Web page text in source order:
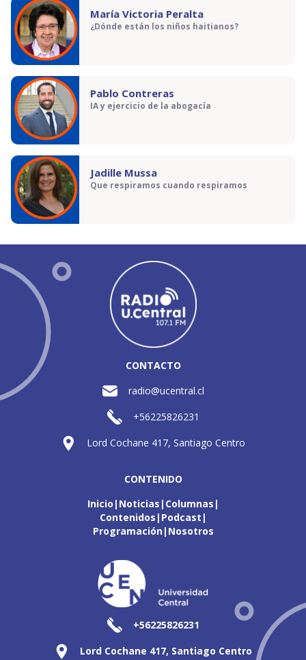
María Victoria Peralta
¿Dónde están los niños haitianos?
Pablo Contreras
IA y ejercicio de la abogacía
Jadille Mussa
Que respiramos cuando respiramos
CONTACTO
radio@ucentral.cl
+56225826231
Lord Cochane 417, Santiago Centro
CONTENIDO
Inicio Noticias Columnas
Contenidos Podcast
Programación Nosotros
+56225826231
Lord Cochane 417, Santiago Centro